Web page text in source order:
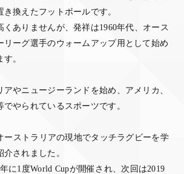
換えたフットボールです。
くありませんが、発祥は1960年代、オース
リーグ選手のウォームアップ用として始め
。
やニュージーランドを始め、アメリカ、
やられているスポーツです。
ーストラリアの現地でタッチラグビーを学
されました。
に1度World Cupが開催され、次回は2019